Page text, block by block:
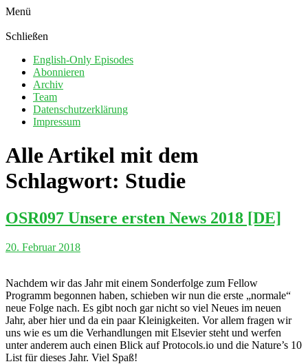
Menü
Schließen
English-Only Episodes
Abonnieren
Archiv
Team
Datenschutzerklärung
Impressum
Alle Artikel mit dem
Schlagwort: Studie
OSR097 Unsere ersten News 2018 [DE]
20. Februar 2018
Nachdem wir das Jahr mit einem Sonderfolge zum Fellow
Programm begonnen haben, schieben wir nun die erste „normale“
neue Folge nach. Es gibt noch gar nicht so viel Neues im neuen
Jahr, aber hier und da ein paar Kleinigkeiten. Vor allem fragen wir
uns wie es um die Verhandlungen mit Elsevier steht und werfen
unter anderem auch einen Blick auf Protocols.io und die Nature’s 10
List für dieses Jahr. Viel Spaß!